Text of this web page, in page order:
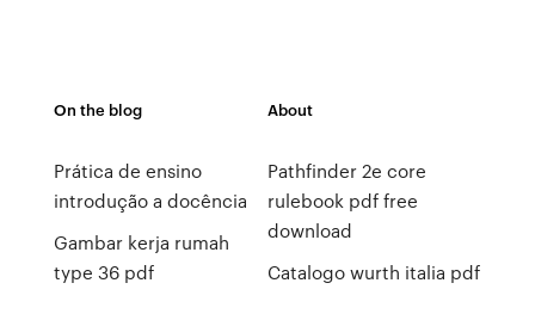
On the blog
Prática de ensino
introdução a docência
Gambar kerja rumah
type 36 pdf
About
Pathfinder 2e core
rulebook pdf free
download
Catalogo wurth italia pdf